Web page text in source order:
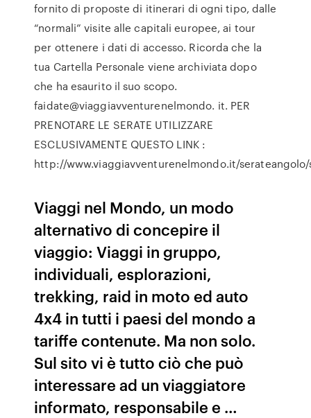
fornito di proposte di itinerari di ogni tipo, dalle
“normali” visite alle capitali europee, ai tour
per ottenere i dati di accesso. Ricorda che la
tua Cartella Personale viene archiviata dopo
che ha esaurito il suo scopo.
faidate@viaggiavventurenelmondo. it. PER
PRENOTARE LE SERATE UTILIZZARE
ESCLUSIVAMENTE QUESTO LINK :
http://www.viaggiavventurenelmondo.it/
Viaggi nel Mondo, un modo
alternativo di concepire il
viaggio: Viaggi in gruppo,
individuali, esplorazioni,
trekking, raid in moto ed auto
4x4 in tutti i paesi del mondo a
tariffe contenute. Ma non solo.
Sul sito vi è tutto ciò che può
interessare ad un viaggiatore
informato, responsabile e …